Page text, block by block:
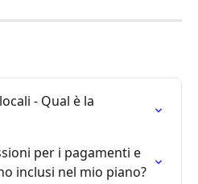
- Qual è la
per i pagamenti e
inclusi nel mio piano?